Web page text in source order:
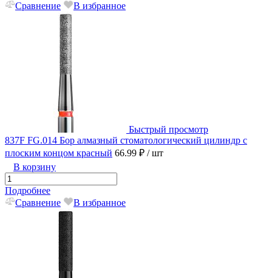
Сравнение
В избранное
Быстрый просмотр
837F FG.014 Бор алмазный стоматологический цилиндр с
плоским концом красный 66.99 ₽ / шт
В корзину
Подробнее
Сравнение
В избранное